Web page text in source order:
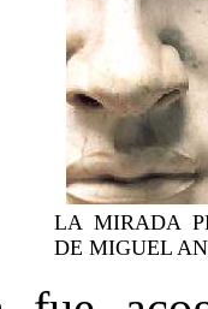
LA MIRADA
DE MIGUEL